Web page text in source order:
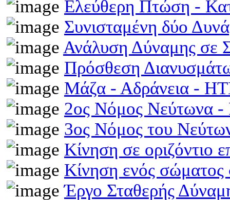
Ελεύθερη Πτώση -
Συνισταμένη δύο
Ανάλυση Δύναμης σε
Πρόσθεση
Μάζα - Αδράνεια -
2ος Νόμος Νεύτωνα
3ος Νόμος του
Κίνηση σε οριζόντιο
Κίνηση ενός
Έργο Σταθερής